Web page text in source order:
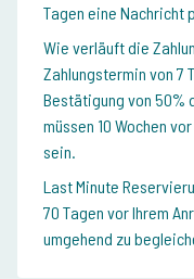
Tagen eine Nachricht
Wie verläuft die
Zahlungstermin von 7
Bestätigung von 50%
müssen 10 Wochen
sein.
Last Minute
70 Tagen vor Ihrem
umgehend zu